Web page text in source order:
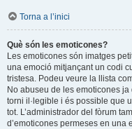
Torna a l’inici
Què són les emoticones?
Les emoticones són imatges
una emoció mitjançant un codi
tristesa. Podeu veure la llista
No abuseu de les emoticones
torni il·legible i és possible que
tot. L’administrador del fòrum
d’emoticones permeses en una